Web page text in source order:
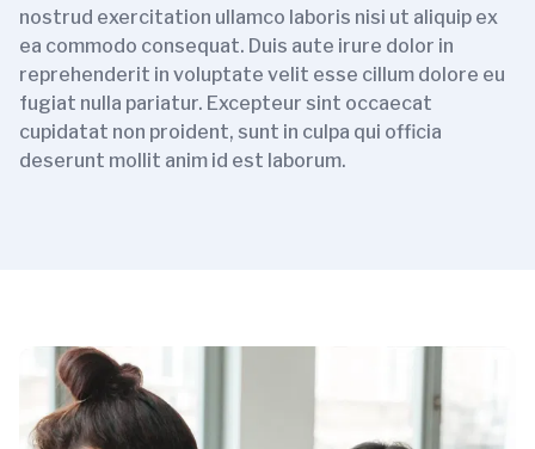
nostrud exercitation ullamco laboris nisi ut aliquip ex
ea commodo consequat. Duis aute irure dolor in
reprehenderit in voluptate velit esse cillum dolore eu
fugiat nulla pariatur. Excepteur sint occaecat
cupidatat non proident, sunt in culpa qui officia
deserunt mollit anim id est laborum.